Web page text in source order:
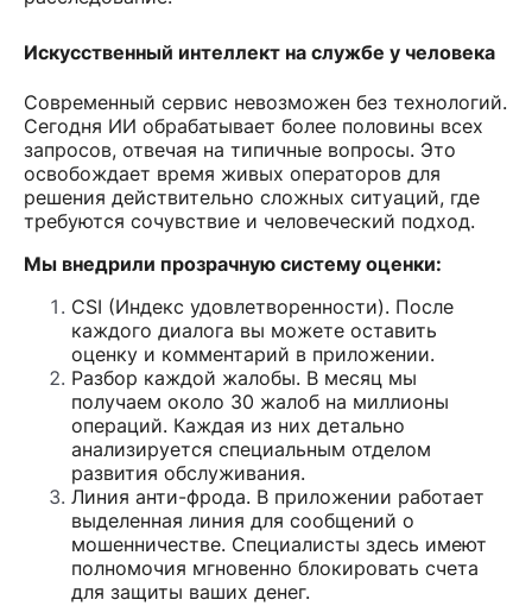
Искусственный интеллект на службе у человека
Современный сервис невозможен без технологий.
Сегодня ИИ обрабатывает более половины всех
запросов, отвечая на типичные вопросы. Это
освобождает время живых операторов для
решения действительно сложных ситуаций, где
требуются сочувствие и человеческий подход.
Мы внедрили прозрачную систему оценки:
CSI (Индекс удовлетворенности). После
каждого диалога вы можете оставить
оценку и комментарий в приложении.
Разбор каждой жалобы. В месяц мы
получаем около 30 жалоб на миллионы
операций. Каждая из них детально
анализируется специальным отделом
развития обслуживания.
Линия анти-фрода. В приложении работает
выделенная линия для сообщений о
мошенничестве. Специалисты здесь имеют
полномочия мгновенно блокировать счета
для защиты ваших денег.